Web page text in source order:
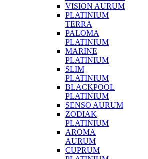
VISION AURUM
PLATINIUM
TERRA
PALOMA
PLATINIUM
MARINE
PLATINIUM
SLIM
PLATINIUM
BLACKPOOL
PLATINIUM
SENSO AURUM
ZODIAK
PLATINIUM
AROMA
AURUM
CUPRUM